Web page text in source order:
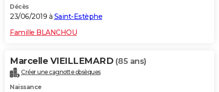
Décès
23/06/2019 à Saint-Estèphe
Famille BLANCHOU
Marcelle VIEILLEMARD (85 ans)
Créer une cagnotte obsèques
Naissance